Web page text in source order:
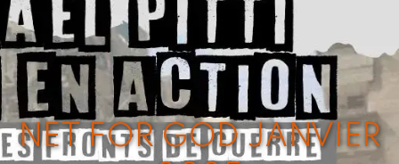
NET FOR GOD JANVIER